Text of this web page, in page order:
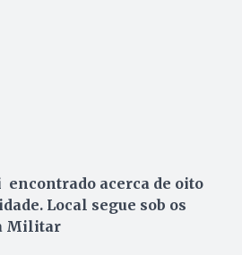
acerca de oito
Local segue sob os
Militar